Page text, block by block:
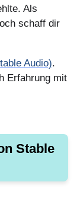
Als
schaff dir
Audio).
Erfahrung mit
Stable